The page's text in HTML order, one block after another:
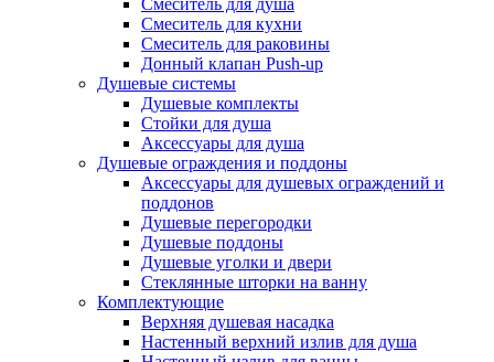
Смеситель для душа
Смеситель для кухни
Смеситель для раковины
Донный клапан Push-up
Душевые системы
Душевые комплекты
Стойки для душа
Аксессуары для душа
Душевые ограждения и поддоны
Аксессуары для душевых ограждений и
поддонов
Душевые перегородки
Душевые поддоны
Душевые уголки и двери
Стеклянные шторки на ванну
Комплектующие
Верхняя душевая насадка
Настенный верхний излив для душа